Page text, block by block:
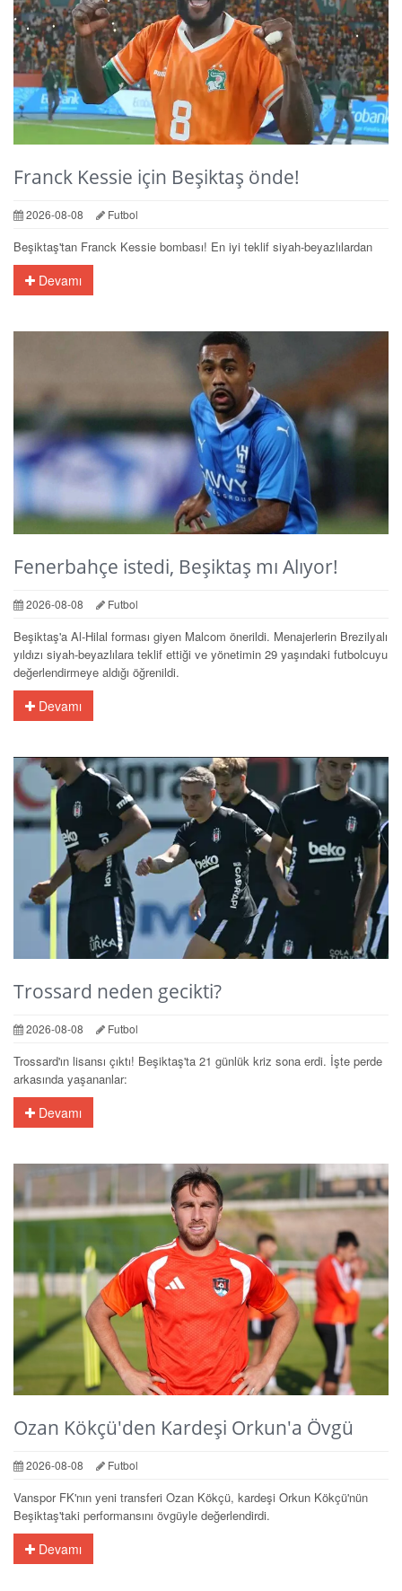
Franck Kessie için Beşiktaş önde!
2026-08-08 Futbol
Beşiktaş'tan Franck Kessie bombası! En iyi teklif siyah-beyazlılardan
Devamı
Fenerbahçe istedi, Beşiktaş mı Alıyor!
2026-08-08 Futbol
Beşiktaş'a Al-Hilal forması giyen Malcom önerildi. Menajerlerin Brezilyalı
yıldızı siyah-beyazlılara teklif ettiği ve yönetimin 29 yaşındaki futbolcuyu
değerlendirmeye aldığı öğrenildi.
Devamı
Trossard neden gecikti?
2026-08-08 Futbol
Trossard'ın lisansı çıktı! Beşiktaş'ta 21 günlük kriz sona erdi. İşte perde
arkasında yaşananlar:
Devamı
Ozan Kökçü'den Kardeşi Orkun'a Övgü
2026-08-08 Futbol
Vanspor FK'nın yeni transferi Ozan Kökçü, kardeşi Orkun Kökçü'nün
Beşiktaş'taki performansını övgüyle değerlendirdi.
Devamı